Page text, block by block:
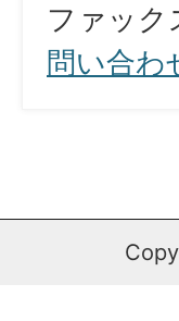
ファッ
問い合わ